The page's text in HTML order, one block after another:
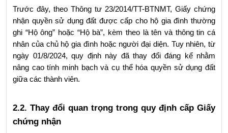
Trước đây, theo Thông tư 23/2014/TT-BTNMT, Giấy chứng
nhận quyền sử dụng đất được cấp cho hộ gia đình thường
ghi “Hộ ông” hoặc “Hộ bà”, kèm theo là tên và thông tin cá
nhân của chủ hộ gia đình hoặc người đại diện. Tuy nhiên, từ
ngày 01/8/2024, quy định này đã thay đổi đáng kể nhằm
nâng cao tính minh bạch và cụ thể hóa quyền sử dụng đất
giữa các thành viên.
2.2. Thay đổi quan trọng trong quy định cấp Giấy
chứng nhận